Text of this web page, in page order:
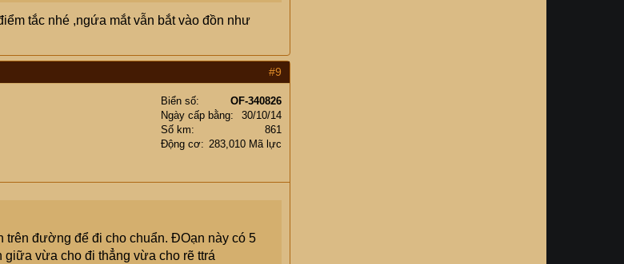
tắc nhé ,ngứa mắt vẫn bắt vào đồn như
#9
Biển số
OF-340826
Ngày cấp bằng
30/10/14
Số km
861
Động cơ
283,010 Mã lực
trên đường để đi cho chuẩn. ĐOạn này có 5
giữa vừa cho đi thẳng vừa cho rẽ ttrá